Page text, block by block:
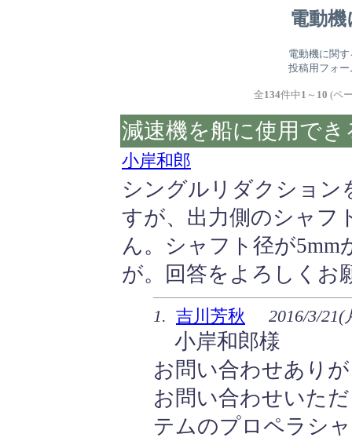
電動
電動機に関
投稿用フォ
全134件中1 ～ 10 (ペ
減速機を船に使用でき
小岸和郎
シングルリダクション
すが、出力側のシャフ
ん。シャフト径が
が。回答をよろしくお
1. 吉川芳秋 2016/3/21(
小岸和郎様
お問い合わせあり
お問い合わせいた
テムのプロペラシ